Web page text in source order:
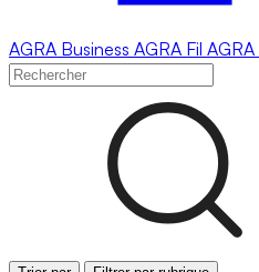
AGRA Business AGRA Fil AGRA